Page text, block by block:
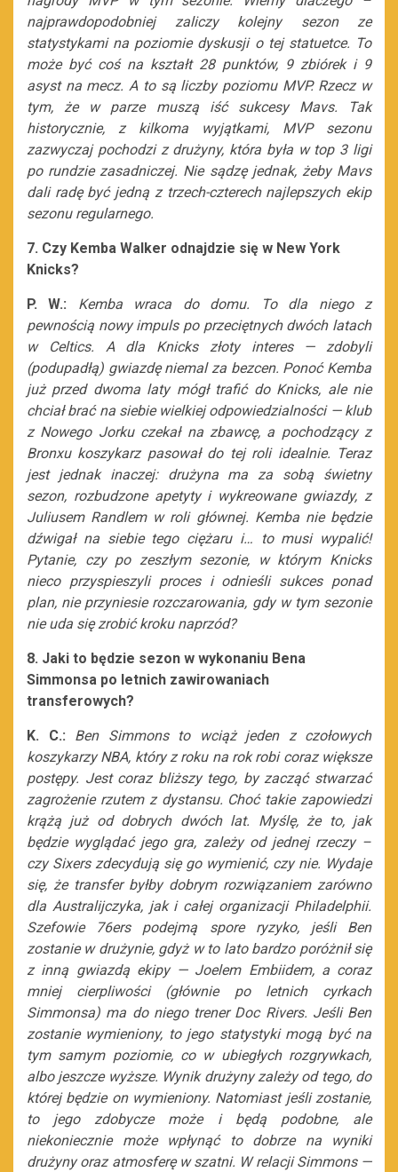
najprawdopodobniej zaliczy kolejny sezon ze
statystykami na poziomie dyskusji o tej statuetce. To
może być coś na kształt 28 punktów, 9 zbiórek i 9
asyst na mecz. A to są liczby poziomu MVP. Rzecz w
tym, że w parze muszą iść sukcesy Mavs. Tak
historycznie, z kilkoma wyjątkami, MVP sezonu
zazwyczaj pochodzi z drużyny, która była w top 3 ligi
po rundzie zasadniczej. Nie sądzę jednak, żeby Mavs
dali radę być jedną z trzech-czterech najlepszych ekip
sezonu regularnego.
7. Czy Kemba Walker odnajdzie się w New York
Knicks?
P. W.: Kemba wraca do domu. To dla niego z
pewnością nowy impuls po przeciętnych dwóch latach
w Celtics. A dla Knicks złoty interes — zdobyli
(podupadłą) gwiazdę niemal za bezcen. Ponoć Kemba
już przed dwoma laty mógł trafić do Knicks, ale nie
chciał brać na siebie wielkiej odpowiedzialności — klub
z Nowego Jorku czekał na zbawcę, a pochodzący z
Bronxu koszykarz pasował do tej roli idealnie. Teraz
jest jednak inaczej: drużyna ma za sobą świetny
sezon, rozbudzone apetyty i wykreowane gwiazdy, z
Juliusem Randlem w roli głównej. Kemba nie będzie
dźwigał na siebie tego ciężaru i… to musi wypalić!
Pytanie, czy po zeszłym sezonie, w którym Knicks
nieco przyspieszyli proces i odnieśli sukces ponad
plan, nie przyniesie rozczarowania, gdy w tym sezonie
nie uda się zrobić kroku naprzód?
8. Jaki to będzie sezon w wykonaniu Bena
Simmonsa po letnich zawirowaniach
transferowych?
K. C.: Ben Simmons to wciąż jeden z czołowych
koszykarzy NBA, który z roku na rok robi coraz większe
postępy. Jest coraz bliższy tego, by zacząć stwarzać
zagrożenie rzutem z dystansu. Choć takie zapowiedzi
krążą już od dobrych dwóch lat. Myślę, że to, jak
będzie wyglądać jego gra, zależy od jednej rzeczy –
czy Sixers zdecydują się go wymienić, czy nie. Wydaje
się, że transfer byłby dobrym rozwiązaniem zarówno
dla Australijczyka, jak i całej organizacji Philadelphii.
Szefowie 76ers podejmą spore ryzyko, jeśli Ben
zostanie w drużynie, gdyż w to lato bardzo poróżnił się
z inną gwiazdą ekipy — Joelem Embiidem, a coraz
mniej cierpliwości (głównie po letnich cyrkach
Simmonsa) ma do niego trener Doc Rivers. Jeśli Ben
zostanie wymieniony, to jego statystyki mogą być na
tym samym poziomie, co w ubiegłych rozgrywkach,
albo jeszcze wyższe. Wynik drużyny zależy od tego, do
której będzie on wymieniony. Natomiast jeśli zostanie,
to jego zdobycze może i będą podobne, ale
niekoniecznie może wpłynąć to dobrze na wyniki
drużyny oraz atmosferę w szatni. W relacji Simmons —